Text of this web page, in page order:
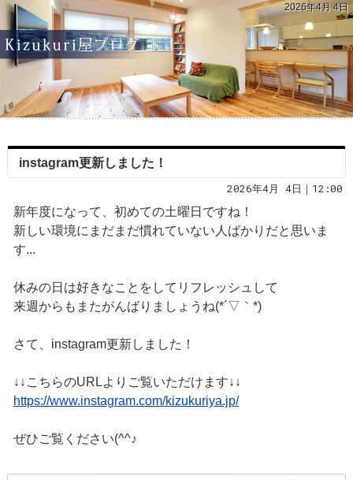
2026年4月 4日
instagram更新しました！
2026年4月 4日｜12:00
新年度になって、初めての土曜日ですね！
新しい環境にまだまだ慣れていない人ばかりだと思いま
す...
休みの日は好きなことをしてリフレッシュして
来週からもまたがんばりましょうね(*´▽｀*)
さて、instagram更新しました！
↓↓こちらのURLよりご覧いただけます↓↓
https://www.instagram.com/kizukuriya.jp/
ぜひご覧ください(^^♪